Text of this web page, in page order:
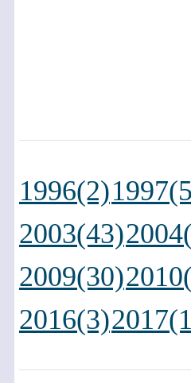
1996(2)
2003(43)
2009(30)
2016(3)